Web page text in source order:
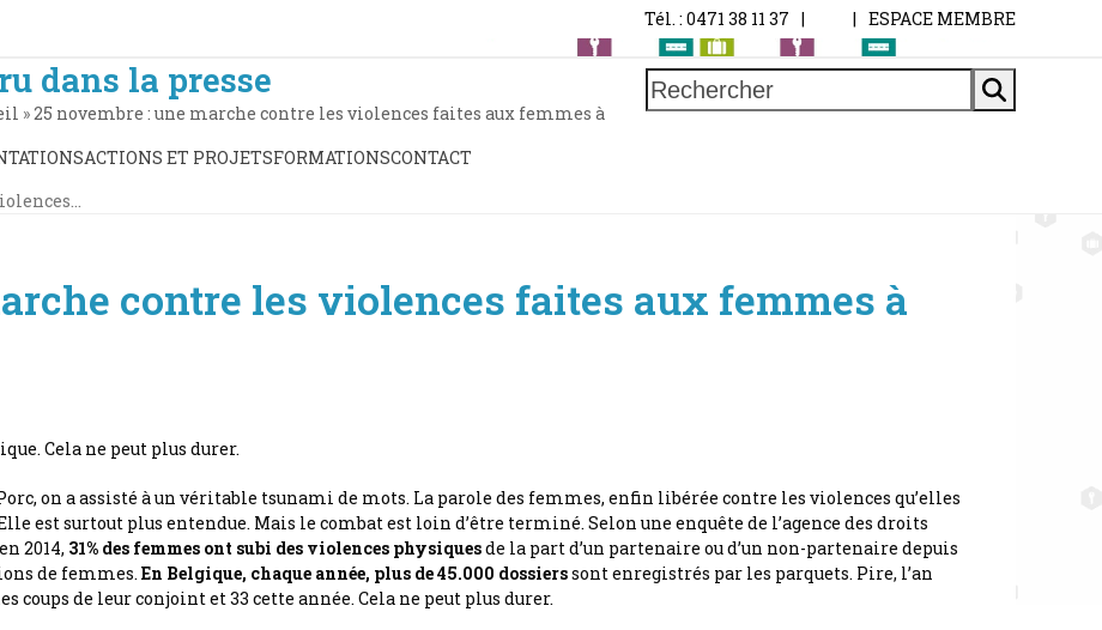
Tél. : 0471 38 11 37 | | ESPACE MEMBRE
Rechercher
ACTIONS ET PROJETSFORMATIONSCONTACT
dans la presse
»25 novembre : une marche contre les violences faites aux femmes à
contre les violences faites aux femmes à
Cela ne peut plus durer.
on a assisté à un véritable tsunami de mots. La parole des femmes, enfin libérée contre les violences qu’elles
est surtout plus entendue. Mais le combat est loin d’être terminé. Selon une enquête de l’agence des droits
2014, 31% des femmes ont subi des violences physiquesde la part d’un partenaire ou d’un non-partenaire depuis
de femmes. En Belgique, chaque année, plus de 45.000 dossierssont enregistrés par les parquets. Pire, l’an
coups de leur conjoint et 33 cette année. Cela ne peut plus durer.